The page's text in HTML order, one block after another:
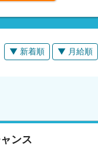
▼ 新着順 ▼ 月給順
ンス